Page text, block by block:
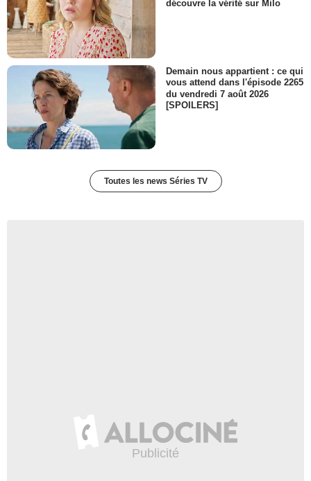
découvre la vérité sur Milo
Demain nous appartient : ce qui
vous attend dans l'épisode 2265
du vendredi 7 août 2026
[SPOILERS]
Toutes les news Séries TV